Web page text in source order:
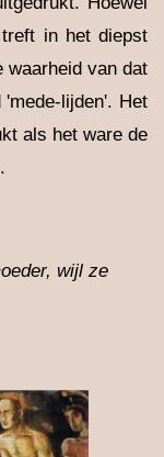
in het diepst
waarheid van dat
'mede-lijden'. Het
als het ware de
wijl ze